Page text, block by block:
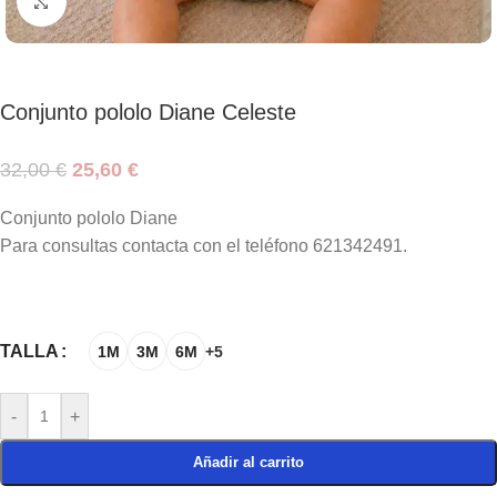
Conjunto pololo Diane Celeste
32,00€ 25,60 €
Conjunto pololo Diane
Para consultas contacta con el teléfono 621342491.
TALLA 1M 3M 6M +5
- +
Añadir al carrito